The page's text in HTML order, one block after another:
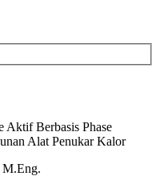
Aktif Berbasis Phase
Alat Penukar Kalor
M.Eng.